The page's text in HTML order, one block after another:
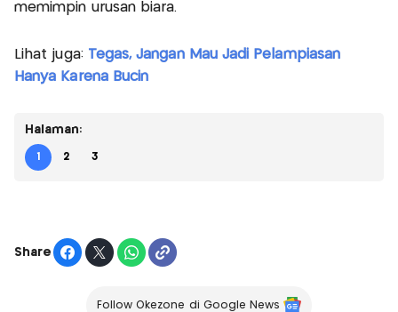
memimpin urusan biara.
Lihat juga: Tegas, Jangan Mau Jadi Pelampiasan
Hanya Karena Bucin
Halaman:
1 2 3
Share
Follow Okezone di Google News